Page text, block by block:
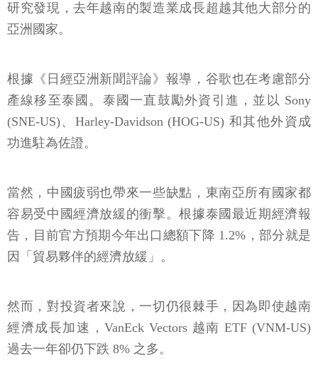
研究發現，去年越南的製造業成長超越其他大部分的
亞洲國家。
根據《日經亞洲新聞評論》報導，谷歌也在考慮部分
產線移至泰國。泰國一直鼓勵外資引進，並以 Sony
(SNE-US)、Harley-Davidson (HOG-US) 和其他外資成
功進駐為佐證。
當然，中國疲弱也帶來一些缺點，東南亞所有國家都
容易受中國經濟放緩的衝擊。根據泰國最近期經濟報
告，目前官方預期今年出口總額下降 1.2%，部分就是
因「貿易夥伴的經濟放緩」。
然而，對投資者來說，一切仍很棘手，因為即使越南
經濟成長加速，VanEck Vectors 越南 ETF (VNM-US)
過去一年卻仍下跌 8% 之多。